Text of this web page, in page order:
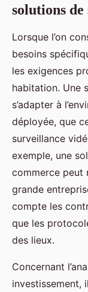
solutions de
Lorsque l’on
besoins
les exigences
habitation. Une
s’adapter à
déployée, que
surveillance
exemple, une
commerce peut
grande
compte les
que les
des lieux.
Concernant
investissement,